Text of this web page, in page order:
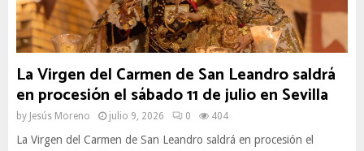
La Virgen del Carmen de San Leandro saldrá
en procesión el sábado 11 de julio en Sevilla
by Jesús Moreno julio 9, 2026 0 404
La Virgen del Carmen de San Leandro saldrá en procesión el